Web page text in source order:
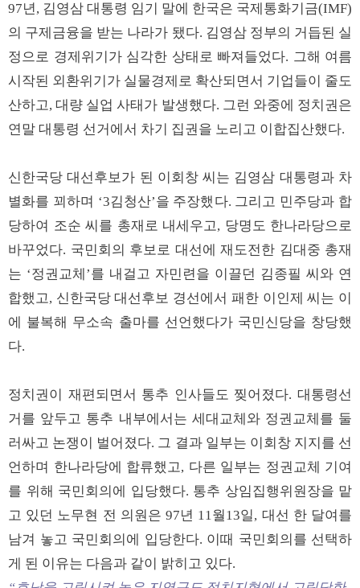
97년, 김영삼 대통령 임기 말에 한국은 국제통화기금(IMF)
의 구제금융을 받는 나라가 됐다. 김영삼 정부의 거듭된 실
정으로 경제위기가 심각한 상태로 빠져들었다. 그해 여름
시작된 외환위기가 실물경제로 확산되면서 기업들이 줄도
산하고, 대량 실업 사태가 발생했다. 그런 와중에 정치권은
연말 대통령 선거에서 차기 집권을 노리고 이합집산했다.
신한국당 대선후보가 된 이회창 씨는 김영삼 대통령과 차
별화를 꾀하며 ‘3김청산’을 주장했다. 그리고 민주당과 합
당하여 조순 씨를 총재로 내세우고, 당명도 한나라당으로
바꾸었다. 국민회의 후보로 대선에 재도전한 김대중 총재
는 ‘정권교체’를 내걸고 자민련을 이끌던 김종필 씨와 연
합했고, 신한국당 대선후보 경선에서 패한 이인제 씨는 이
에 불복해 무소속 출마를 선언했다가 국민신당을 창당했
다.
정치권이 재편되면서 통추 인사들도 찢어졌다. 대통령선
거를 앞두고 통추 내부에서는 세대교체와 정권교체를 둘
러싸고 논쟁이 벌어졌다. 그 결과 일부는 이회창 지지를 선
언하며 한나라당에 합류했고, 다른 일부는 정권교체 기여
를 위해 국민회의에 입당했다. 통추 상임집행위원장을 맡
고 있던 노무현 전 의원은 97년 11월13일, 대선 한 달여를
남겨 놓고 국민회의에 입당한다. 이때 국민회의를 선택하
게 된 이유는 다음과 같이 밝히고 있다.